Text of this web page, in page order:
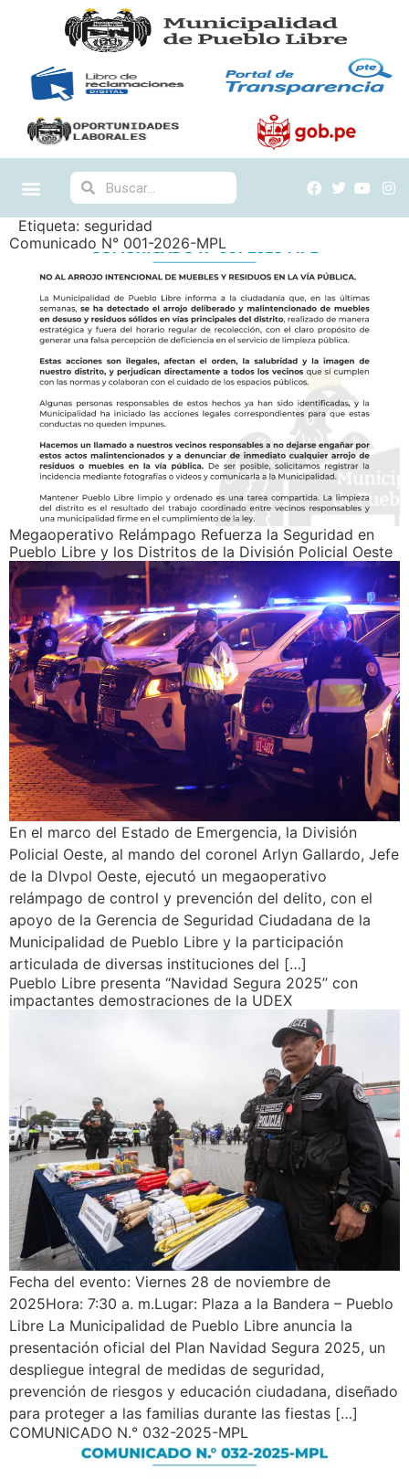
Etiqueta: seguridad
Comunicado N° 001-2026-MPL
Megaoperativo Relámpago Refuerza la Seguridad en
Pueblo Libre y los Distritos de la División Policial Oeste
En el marco del Estado de Emergencia, la División
Policial Oeste, al mando del coronel Arlyn Gallardo, Jefe
de la DIvpol Oeste, ejecutó un megaoperativo
relámpago de control y prevención del delito, con el
apoyo de la Gerencia de Seguridad Ciudadana de la
Municipalidad de Pueblo Libre y la participación
articulada de diversas instituciones del […]
Pueblo Libre presenta “Navidad Segura 2025” con
impactantes demostraciones de la UDEX
Fecha del evento: Viernes 28 de noviembre de
2025Hora: 7:30 a. m.Lugar: Plaza a la Bandera – Pueblo
Libre La Municipalidad de Pueblo Libre anuncia la
presentación oficial del Plan Navidad Segura 2025, un
despliegue integral de medidas de seguridad,
prevención de riesgos y educación ciudadana, diseñado
para proteger a las familias durante las fiestas […]
COMUNICADO N.° 032-2025-MPL